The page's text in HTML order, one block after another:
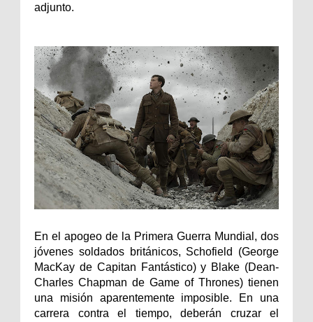
adjunto.
En el apogeo de la Primera Guerra Mundial, dos
jóvenes soldados británicos, Schofield (George
MacKay de Capitan Fantástico) y Blake (Dean-
Charles Chapman de Game of Thrones) tienen
una misión aparentemente imposible. En una
carrera contra el tiempo, deberán cruzar el